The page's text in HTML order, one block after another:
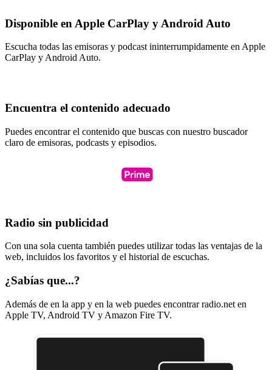
Disponible en Apple CarPlay y Android Auto
Escucha todas las emisoras y podcast ininterrumpidamente en Apple
CarPlay y Android Auto.
Encuentra el contenido adecuado
Puedes encontrar el contenido que buscas con nuestro buscador
claro de emisoras, podcasts y episodios.
Radio sin publicidad
Con una sola cuenta también puedes utilizar todas las ventajas de la
web, incluidos los favoritos y el historial de escuchas.
¿Sabías que...?
Además de en la app y en la web puedes encontrar radio.net en
Apple TV, Android TV y Amazon Fire TV.